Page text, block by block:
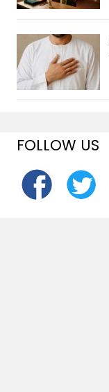
FOLLOW US